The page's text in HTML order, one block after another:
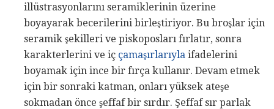
illüstrasyonlarını seramiklerinin üzerine
boyayarak becerilerini birleştiriyor. Bu broşlar için
seramik şekilleri ve piskoposları fırlatır, sonra
karakterlerini ve iç çamaşırlarıyla ifadelerini
boyamak için ince bir fırça kullanır. Devam etmek
için bir sonraki katman, onları yüksek ateşe
sokmadan önce şeffaf bir sırdır. Şeffaf sır parlak